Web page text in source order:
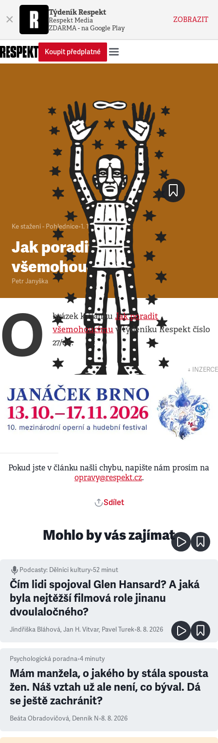
× Týdeník Respekt
Respekt Media
ZDARMA - na Google Play
ZOBRAZIT
Koupit předplatné
Ke stažení - Pohlednice•1. 1. 2000•1minuta
Jak poradit
všemohoucímu
Petr Janyška
O brázek k článkuJak poradit
všemohoucímu v týdeníku Respekt číslo
27/08.
↓ INZERCE
Pokud jste v článku našli chybu, napište nám prosím na
opravy@respekt.cz.
Sdílet
Mohlo by vás zajímat
Podcasty: Dělníci kultury•52 minut
Čím lidi spojoval Glen Hansard? A jaká
byla nejtěžší filmová role jinanu
dvoulaločného?
Jindřiška Bláhová, Jan H. Vitvar, Pavel Turek•8. 8. 2026
Psychologická poradna•4 minuty
Mám manžela, o jakého by stála spousta
žen. Náš vztah už ale není, co býval. Dá
se ještě zachránit?
Beáta Obradovičová, Denník N•8. 8. 2026